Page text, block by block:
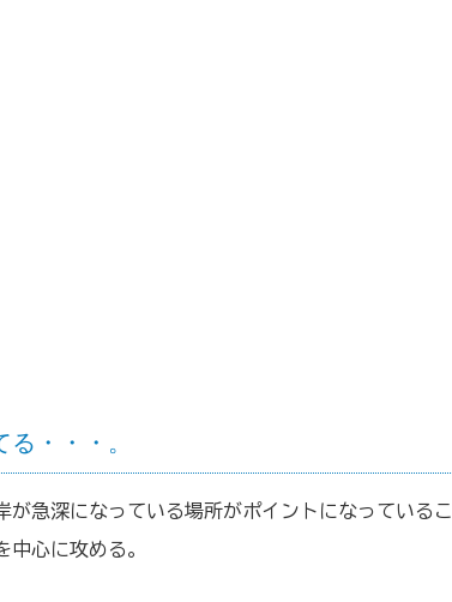
・・・。
が急深になっている場所がポイントになっている
中心に攻める。